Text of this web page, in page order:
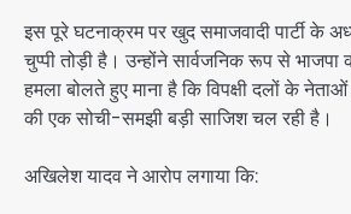
इस पूरे घटनाक्रम पर खुद समाजवादी पार्टी के
चुप्पी तोड़ी है। उन्होंने सार्वजनिक रूप से भाजपा
हमला बोलते हुए माना है कि विपक्षी दलों के
की एक सोची-समझी बड़ी साजिश चल रही है।
अखिलेश यादव ने आरोप लगाया कि: